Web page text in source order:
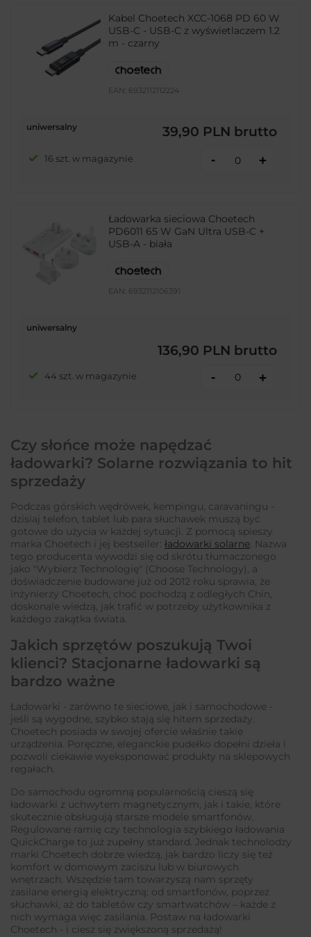
Kabel Choetech XCC-1068 PD 60 W
USB-C - USB-C z wyświetlaczem 1.2
m - czarny
EAN: 6932112112224
uniwersalny 39,90 PLN brutto
16 szt. w magazynie - +
Ładowarka sieciowa Choetech
PD6011 65 W GaN Ultra USB-C +
USB-A - biała
EAN: 6932112106391
uniwersalny
136,90 PLN brutto
44 szt. w magazynie - +
Czy słońce może napędzać
ładowarki? Solarne rozwiązania to hit
sprzedaży
Podczas górskich wędrówek, kempingu, caravaningu -
dzisiaj telefon, tablet lub para słuchawek muszą być
gotowe do użycia w każdej sytuacji. Z pomocą spieszy
marka Choetech i jej bestseller: ładowarki solarne. Nazwa
tego producenta wywodzi się od skrótu tłumaczonego
jako "Wybierz Technologię" (Choose Technology), a
doświadczenie budowane już od 2012 roku sprawia, że
inżynierzy Choetech, choć pochodzą z odległych Chin,
doskonale wiedzą, jak trafić w potrzeby użytkownika z
każdego zakątka świata.
Jakich sprzętów poszukują Twoi
klienci? Stacjonarne ładowarki są
bardzo ważne
Ładowarki - zarówno te sieciowe, jak i samochodowe -
jeśli są wygodne, szybko stają się hitem sprzedaży.
Choetech posiada w swojej ofercie właśnie takie
urządzenia. Poręczne, eleganckie pudełko dopełni dzieła i
pozwoli ciekawie wyeksponować produkty na sklepowych
regałach.
Do samochodu ogromną popularnością cieszą się
ładowarki z uchwytem magnetycznym, jak i takie, które
skutecznie obsługują starsze modele smartfonów.
Regulowane ramię czy technologia szybkiego ładowania
QuickCharge to już zupełny standard. Jednak technolodzy
marki Choetech dobrze wiedzą, jak bardzo liczy się też
komfort w domowym zaciszu lub w biurowych
wnętrzach. Wszędzie tam towarzyszą nam sprzęty
zasilane energią elektryczną: od smartfonów, poprzez
słuchawki, aż do tabletów czy smartwatchów – każde z
nich wymaga więc zasilania. Postaw na ładowarki
Choetech - i ciesz się zwiększoną sprzedażą!